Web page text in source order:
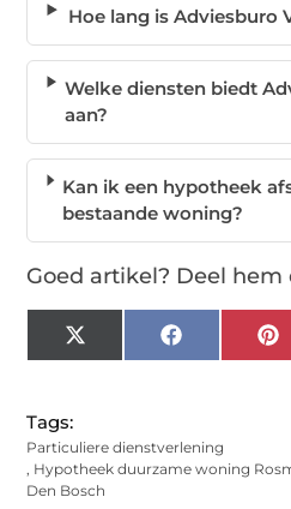
Hoe lang is Adviesburo
Welke diensten biedt
aan?
Kan ik een hypotheek
bestaande woning?
Goed artikel? Deel hem
X
(Twitter)
Facebook
Tags:
Particuliere dienstverlening
, Hypotheek duurzame woning
Den Bosch